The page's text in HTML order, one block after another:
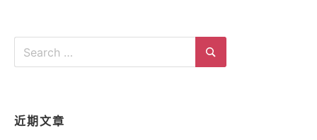
Search
for:
Search
近期文章